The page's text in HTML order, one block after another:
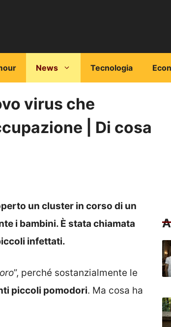
News Tecnologia
virus che
| Di cosa
un cluster in corso di un
i bambini. È stata chiamata
infettati.
”, perché sostanzialmente le
piccoli pomodori. Ma cosa ha